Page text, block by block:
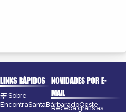
LINKS RÁPIDOS
Sobre
EncontraSantaBárbaradoOeste
NOVIDADES POR E-
MAIL
Receba grátis as